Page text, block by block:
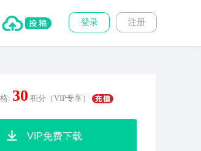
注册
登录
: 30 积分（VIP专享）
VIP免费下载